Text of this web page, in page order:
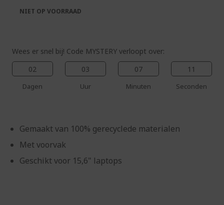
afbeeldingen-
gallerij
afbeeldingen-
Wees er snel bij! Code MYSTERY verloopt over:
02
Dagen
03
Uur
07
Minuten
11
Seconden
Gemaakt van 100% gerecyclede materialen
Met voorvak
Geschikt voor 15,6" laptops
NIET OP VOORRAAD